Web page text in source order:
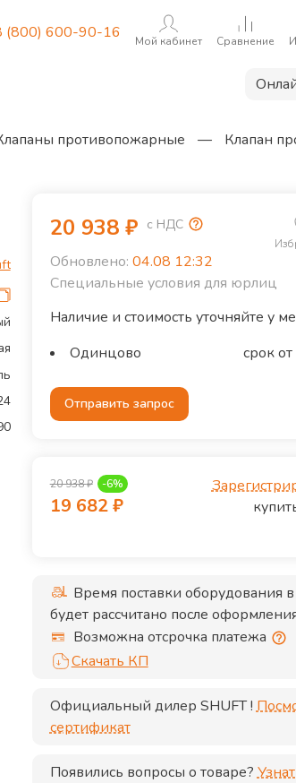
(800) 600-90-16 Мой кабинет Сравнение
противопожарные —
Клапан
20 938 ₽ с НДС
Обновлено: 04.08 12:32
Специальные условия для юрлиц
Наличие и стоимость уточняйте у
Одинцово
срок
Отправить запрос
20 938₽ -6%
19 682₽
Время поставки оборудования
будет рассчитано после
Возможна отсрочка платежа
Скачать КП
Официальный дилер SHUFT!
сертификат
Появились вопросы о товаре?